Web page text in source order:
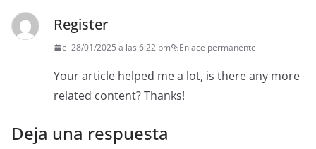
Register
el 28/01/2025 a las 6:22 pm Enlace permanente
Your article helped me a lot, is there any more
related content? Thanks!
Deja una respuesta